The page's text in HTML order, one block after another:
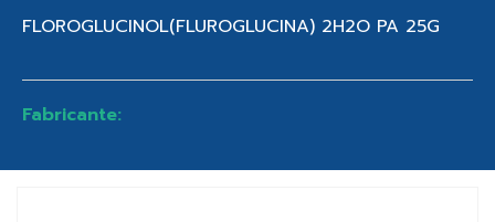
FLOROGLUCINOL(FLUROGLUCINA) 2H2O PA 25G
Fabricante: